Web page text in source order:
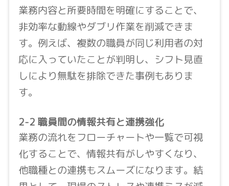
業務内容と所要時間を明確にすることで、
非効率な動線やダブリ作業を削減できま
す。例えば、複数の職員が同じ利用者の対
応に入っていたことが判明し、シフト見直
しにより無駄を排除できた事例もありま
す。
2-2 職員間の情報共有と連携強化
業務の流れをフローチャートや一覧で可視
化することで、情報共有がしやすくなり、
他職種との連携もスムーズになります。結